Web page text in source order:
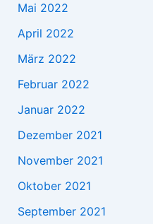
Mai 2022
April 2022
März 2022
Februar 2022
Januar 2022
Dezember 2021
November 2021
Oktober 2021
September 2021